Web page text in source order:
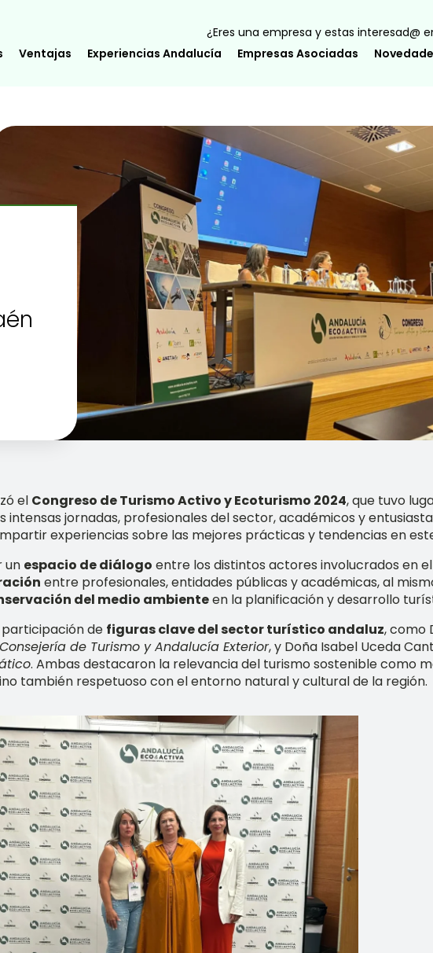
¿Eres una empresa y estas interesad@
Ventajas Experiencias Andalucía Empresas Asociadas
el Congreso de Turismo Activo y Ecoturismo 2024, que tuvo
intensas jornadas, profesionales del sector, académicos y
experiencias sobre las mejores prácticas y tendencias en
un espacio de diálogo entre los distintos actores involucrados en
entre profesionales, entidades públicas y académicas, al
del medio ambienteen la planificación y desarrollo
de figuras clave del sector turístico andaluz, como
de Turismo y Andalucía Exterior, y Doña Isabel Uceda
. Ambas destacaron la relevancia del turismo sostenible como
también respetuoso con el entorno natural y cultural de la región.